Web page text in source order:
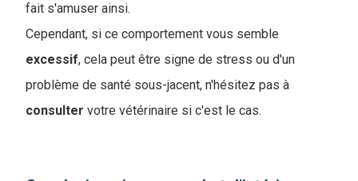
fait s'amuser ainsi.
Cependant, si ce comportement vous semble
excessif, cela peut être signe de stress ou d'un
problème de santé sous-jacent, n'hésitez pas à
consulter votre vétérinaire si c'est le cas.